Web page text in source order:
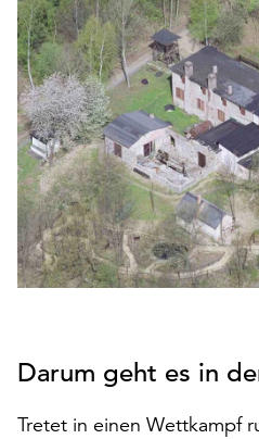
den
Betrieb
der
Seite
notwendig
sind
(funktionale
Cookies),
sowie
solche,
die
lediglich
Statistikzwecken
werden.
Darum geht es in
Tretet in einen Wettkampf